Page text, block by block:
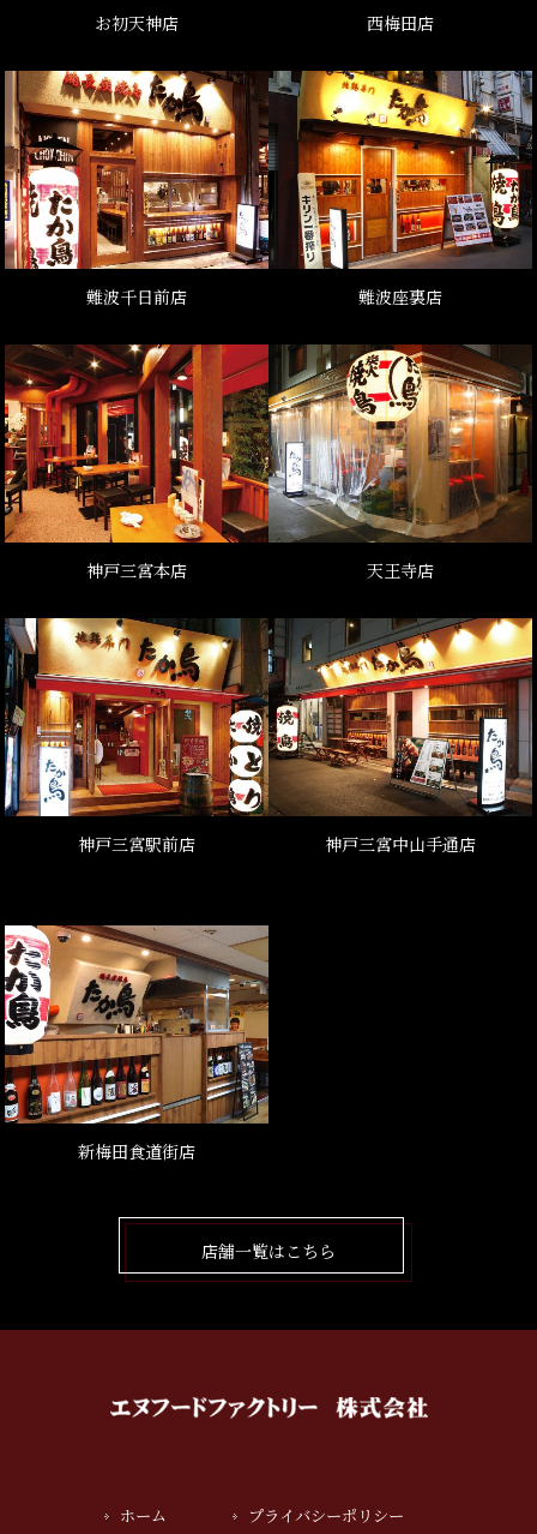
お初天神店 西梅田店
難波千日前店 難波座裏店
神戸三宮本店 天王寺店
神戸三宮駅前店 神戸三宮中山手通店
新梅田食道街店
店舗一覧はこちら
ホーム プライバシーポリシー